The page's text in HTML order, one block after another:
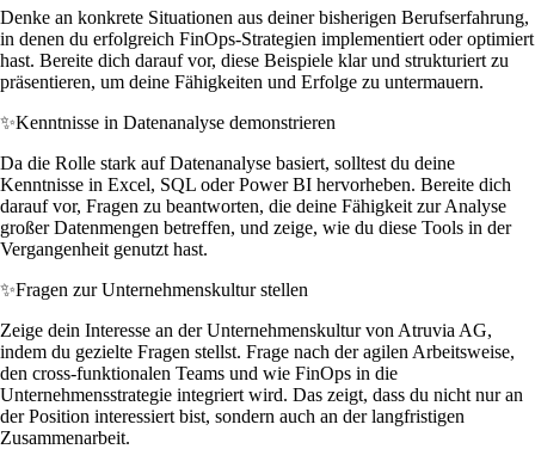
Denke an konkrete Situationen aus deiner bisherigen Berufserfahrung,
in denen du erfolgreich FinOps-Strategien implementiert oder optimiert
hast. Bereite dich darauf vor, diese Beispiele klar und strukturiert zu
präsentieren, um deine Fähigkeiten und Erfolge zu untermauern.
✨Kenntnisse in Datenanalyse demonstrieren
Da die Rolle stark auf Datenanalyse basiert, solltest du deine
Kenntnisse in Excel, SQL oder Power BI hervorheben. Bereite dich
darauf vor, Fragen zu beantworten, die deine Fähigkeit zur Analyse
großer Datenmengen betreffen, und zeige, wie du diese Tools in der
Vergangenheit genutzt hast.
✨Fragen zur Unternehmenskultur stellen
Zeige dein Interesse an der Unternehmenskultur von Atruvia AG,
indem du gezielte Fragen stellst. Frage nach der agilen Arbeitsweise,
den cross-funktionalen Teams und wie FinOps in die
Unternehmensstrategie integriert wird. Das zeigt, dass du nicht nur an
der Position interessiert bist, sondern auch an der langfristigen
Zusammenarbeit.